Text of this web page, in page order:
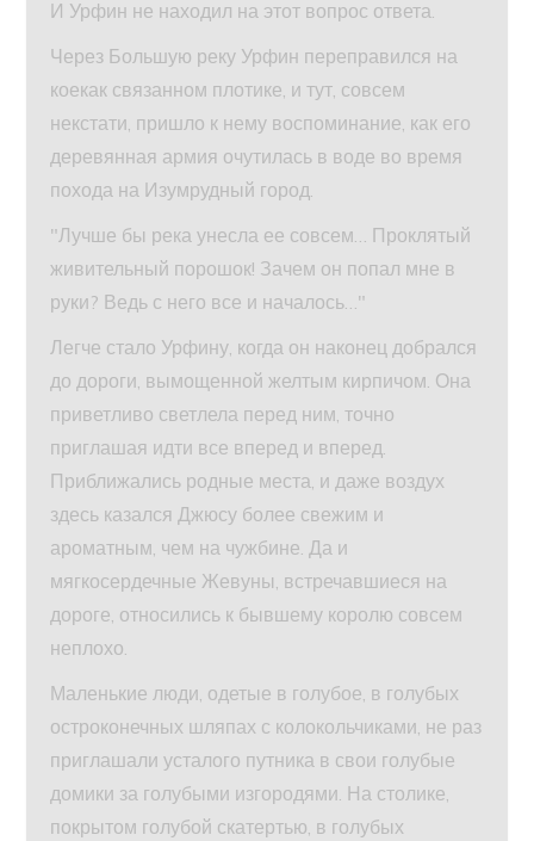
И Урфин не находил на этот вопрос ответа.
Через Большую реку Урфин переправился на
коекак связанном плотике, и тут, совсем
некстати, пришло к нему воспоминание, как его
деревянная армия очутилась в воде во время
похода на Изумрудный город.
"Лучше бы река унесла ее совсем… Проклятый
живительный порошок! Зачем он попал мне в
руки? Ведь с него все и началось…"
Легче стало Урфину, когда он наконец добрался
до дороги, вымощенной желтым кирпичом. Она
приветливо светлела перед ним, точно
приглашая идти все вперед и вперед.
Приближались родные места, и даже воздух
здесь казался Джюсу более свежим и
ароматным, чем на чужбине. Да и
мягкосердечные Жевуны, встречавшиеся на
дороге, относились к бывшему королю совсем
неплохо.
Маленькие люди, одетые в голубое, в голубых
остроконечных шляпах с колокольчиками, не раз
приглашали усталого путника в свои голубые
домики за голубыми изгородями. На столике,
покрытом голубой скатертью, в голубых